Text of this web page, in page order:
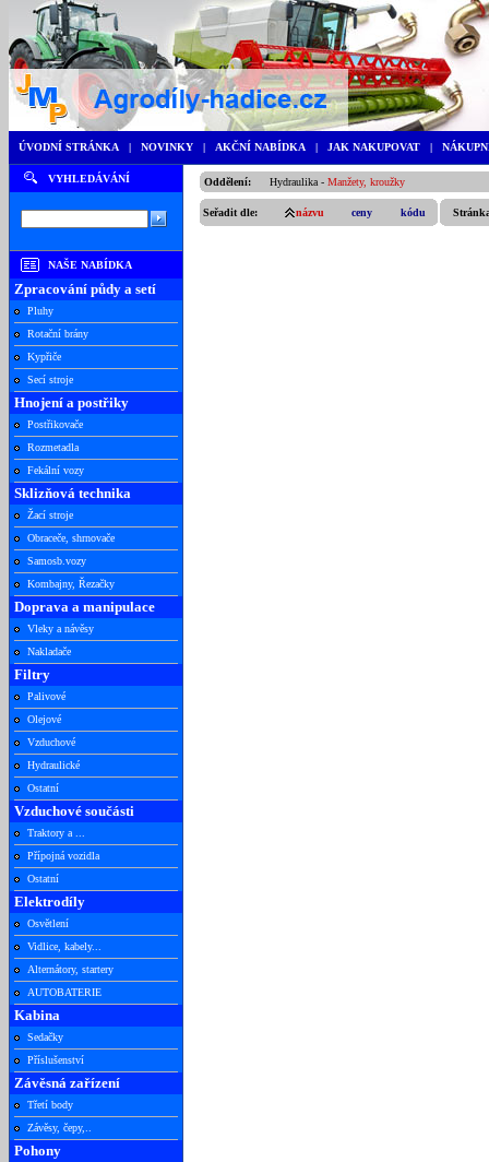
ÚVODNÍ STRÁNKA | NOVINKY | AKČNÍ NABÍDKA | JAK NAKUPOVAT |
VYHLEDÁVÁNÍ
NAŠE NABÍDKA
Zpracování půdy a setí
Pluhy
Rotační brány
Kypřiče
Secí stroje
Hnojení a postřiky
Postřikovače
Rozmetadla
Fekální vozy
Sklizňová technika
Žací stroje
Obraceče, shrnovače
Samosb.vozy
Kombajny, Řezačky
Doprava a manipulace
Vleky a návěsy
Nakladače
Filtry
Palivové
Olejové
Vzduchové
Hydraulické
Ostatní
Vzduchové součásti
Traktory a ...
Přípojná vozidla
Ostatní
Elektrodíly
Osvětlení
Vidlice, kabely...
Alternátory, startery
AUTOBATERIE
Kabina
Sedačky
Příslušenství
Závěsná zařízení
Třetí body
Závěsy, čepy,..
Pohony
Oddělení: Hydraulika - Manžety, kroužky
Seřadit dle: názvu ceny kódu